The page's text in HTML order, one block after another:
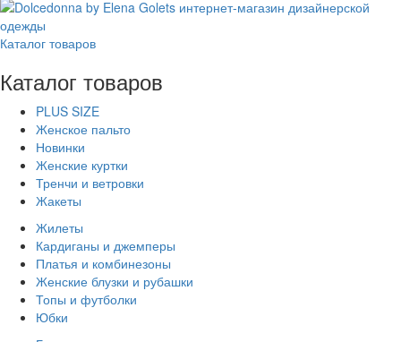
Каталог товаров
Каталог товаров
PLUS SIZE
Женское пальто
Новинки
Женские куртки
Тренчи и ветровки
Жакеты
Жилеты
Кардиганы и джемперы
Платья и комбинезоны
Женские блузки и рубашки
Топы и футболки
Юбки